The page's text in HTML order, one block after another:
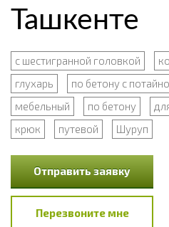
Ташкенте
с шестигранной головкой
глухарь
по бетону с
мебельный
по бетону
крюк
путевой Шуруп
Отправить заявку
Перезвоните мне